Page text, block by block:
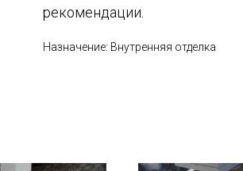
рекомендации.
Назначение: Внутренняя отделка